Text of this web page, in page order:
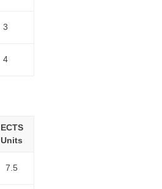
3
4
ECTS
Units
7.5